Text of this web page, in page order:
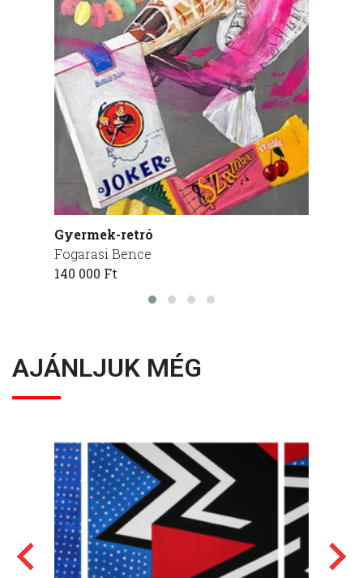
Gyermek-retró
Fogarasi Bence
140 000 Ft
AJÁNLJUK MÉG